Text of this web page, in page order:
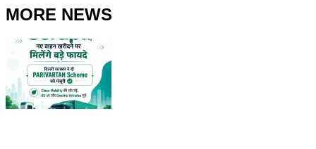
MORE NEWS